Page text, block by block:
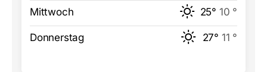
Mittwoch 25° 10 °
Donnerstag 27° 11 °